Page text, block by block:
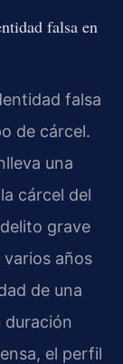
falsa en
falsa
de cárcel.
una
cárcel del
grave
años
de una
duración
el perfil